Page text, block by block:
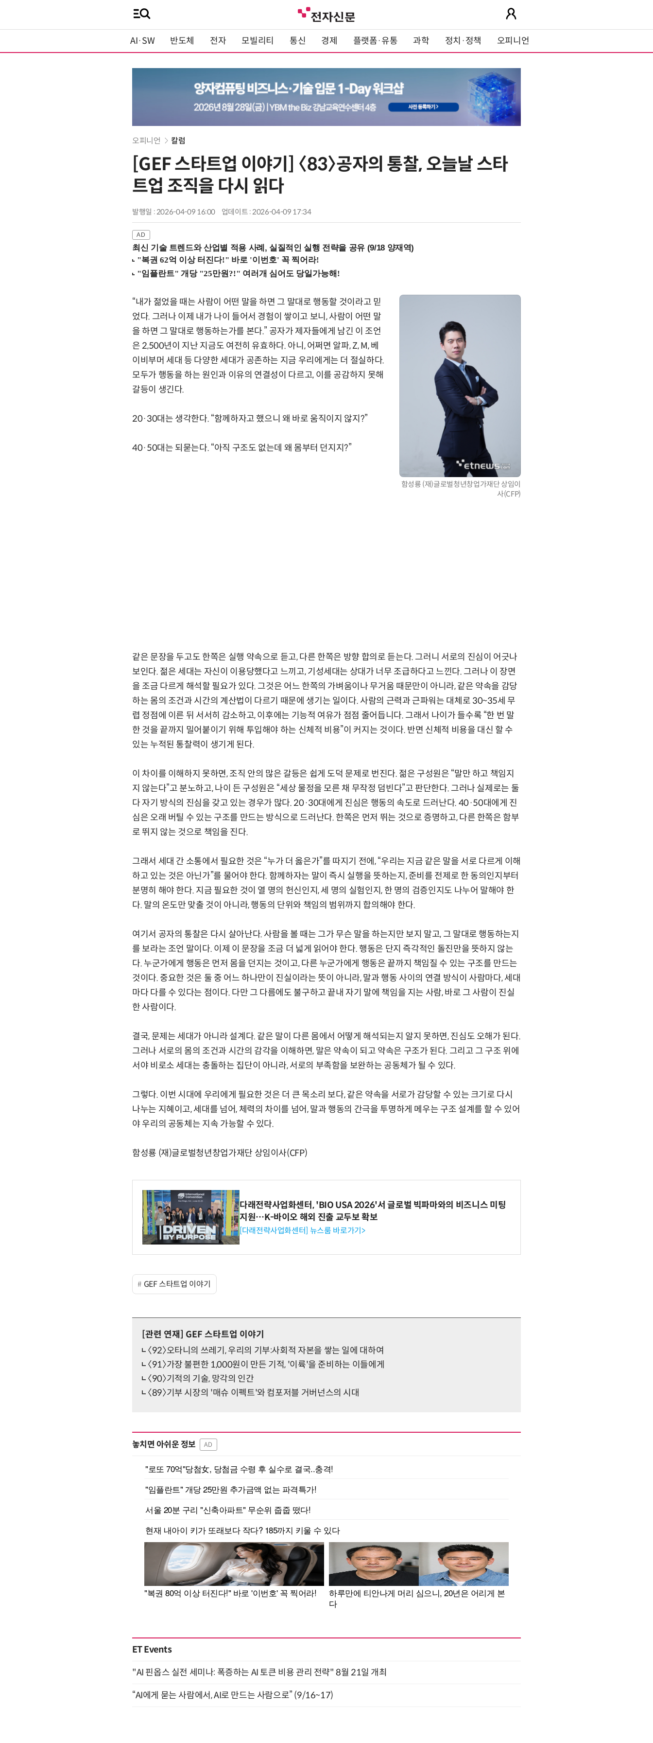
AI·SW 반도체 전자 모빌리티 통신 경제 플랫폼·유통 과학 정치·정책 오피니언
오피니언 칼럼
[GEF 스타트업 이야기] 〈83〉공자의 통찰, 오늘날 스타
트업 조직을 다시 읽다
발행일 : 2026-04-09 16:00 업데이트 : 2026-04-09 17:34
최신 기술 트렌드와 산업별 적용 사례, 실질적인 실행 전략을 공유 (9/18 양재역)
함성룡 (재)글로벌청년창업가재단 상임이
사(CFP)
“내가 젊었을 때는 사람이 어떤 말을 하면 그 말대로 행동할 것이라고 믿
었다. 그러나 이제 내가 나이 들어서 경험이 쌓이고 보니, 사람이 어떤 말
을 하면 그 말대로 행동하는가를 본다.” 공자가 제자들에게 남긴 이 조언
은 2,500년이 지난 지금도 여전히 유효하다. 아니, 어쩌면 알파, Z, M, 베
이비부머 세대 등 다양한 세대가 공존하는 지금 우리에게는 더 절실하다.
모두가 행동을 하는 원인과 이유의 연결성이 다르고, 이를 공감하지 못해
갈등이 생긴다.
20·30대는 생각한다. “함께하자고 했으니 왜 바로 움직이지 않지?”
40·50대는 되묻는다. “아직 구조도 없는데 왜 몸부터 던지지?”
같은 문장을 두고도 한쪽은 실행 약속으로 듣고, 다른 한쪽은 방향 합의로 듣는다. 그러니 서로의 진심이 어긋나
보인다. 젊은 세대는 자신이 이용당했다고 느끼고, 기성세대는 상대가 너무 조급하다고 느낀다. 그러나 이 장면
을 조금 다르게 해석할 필요가 있다. 그것은 어느 한쪽의 가벼움이나 무거움 때문만이 아니라, 같은 약속을 감당
하는 몸의 조건과 시간의 계산법이 다르기 때문에 생기는 일이다. 사람의 근력과 근파워는 대체로 30~35세 무
렵 정점에 이른 뒤 서서히 감소하고, 이후에는 기능적 여유가 점점 줄어듭니다. 그래서 나이가 들수록 “한 번 말
한 것을 끝까지 밀어붙이기 위해 투입해야 하는 신체적 비용”이 커지는 것이다. 반면 신체적 비용을 대신 할 수
있는 누적된 통찰력이 생기게 된다.
이 차이를 이해하지 못하면, 조직 안의 많은 갈등은 쉽게 도덕 문제로 번진다. 젊은 구성원은 “말만 하고 책임지
지 않는다”고 분노하고, 나이 든 구성원은 “세상 물정을 모른 채 무작정 덤빈다”고 판단한다. 그러나 실제로는 둘
다 자기 방식의 진심을 갖고 있는 경우가 많다. 20·30대에게 진심은 행동의 속도로 드러난다. 40·50대에게 진
심은 오래 버틸 수 있는 구조를 만드는 방식으로 드러난다. 한쪽은 먼저 뛰는 것으로 증명하고, 다른 한쪽은 함부
로 뛰지 않는 것으로 책임을 진다.
그래서 세대 간 소통에서 필요한 것은 “누가 더 옳은가”를 따지기 전에, “우리는 지금 같은 말을 서로 다르게 이해
하고 있는 것은 아닌가”를 물어야 한다. 함께하자는 말이 즉시 실행을 뜻하는지, 준비를 전제로 한 동의인지부터
분명히 해야 한다. 지금 필요한 것이 열 명의 헌신인지, 세 명의 실험인지, 한 명의 검증인지도 나누어 말해야 한
다. 말의 온도만 맞출 것이 아니라, 행동의 단위와 책임의 범위까지 합의해야 한다.
여기서 공자의 통찰은 다시 살아난다. 사람을 볼 때는 그가 무슨 말을 하는지만 보지 말고, 그 말대로 행동하는지
를 보라는 조언 말이다. 이제 이 문장을 조금 더 넓게 읽어야 한다. 행동은 단지 즉각적인 돌진만을 뜻하지 않는
다. 누군가에게 행동은 먼저 몸을 던지는 것이고, 다른 누군가에게 행동은 끝까지 책임질 수 있는 구조를 만드는
것이다. 중요한 것은 둘 중 어느 하나만이 진실이라는 뜻이 아니라, 말과 행동 사이의 연결 방식이 사람마다, 세대
마다 다를 수 있다는 점이다. 다만 그 다름에도 불구하고 끝내 자기 말에 책임을 지는 사람, 바로 그 사람이 진실
한 사람이다.
결국, 문제는 세대가 아니라 설계다. 같은 말이 다른 몸에서 어떻게 해석되는지 알지 못하면, 진심도 오해가 된다.
그러나 서로의 몸의 조건과 시간의 감각을 이해하면, 말은 약속이 되고 약속은 구조가 된다. 그리고 그 구조 위에
서야 비로소 세대는 충돌하는 집단이 아니라, 서로의 부족함을 보완하는 공동체가 될 수 있다.
그렇다. 이번 시대에 우리에게 필요한 것은 더 큰 목소리 보다, 같은 약속을 서로가 감당할 수 있는 크기로 다시
나누는 지혜이고, 세대를 넘어, 체력의 차이를 넘어, 말과 행동의 간극을 투명하게 메우는 구조 설계를 할 수 있어
야 우리의 공동체는 지속 가능할 수 있다.
함성룡 (재)글로벌청년창업가재단 상임이사(CFP)
다래전략사업화센터, 'BIO USA 2026'서 글로벌 빅파마와의 비즈니스 미팅
지원…K-바이오 해외 진출 교두보 확보
[다래전략사업화센터] 뉴스룸 바로가기>
GEF 스타트업 이야기
[관련 연재]
GEF 스타트업 이야기
〈92〉오타니의 쓰레기, 우리의 기부:사회적 자본을 쌓는 일에 대하여
〈91〉가장 불편한 1,000원이 만든 기적, '이륙'을 준비하는 이들에게
〈90〉기적의 기술, 망각의 인간
〈89〉기부 시장의 '매슈 이펙트'와 컴포저블 거버넌스의 시대
놓치면 아쉬운 정보 AD
ET Events
"AI 핀옵스 실전 세미나: 폭증하는 AI 토큰 비용 관리 전략" 8월 21일 개최
“AI에게 묻는 사람에서, AI로 만드는 사람으로” (9/16~17)